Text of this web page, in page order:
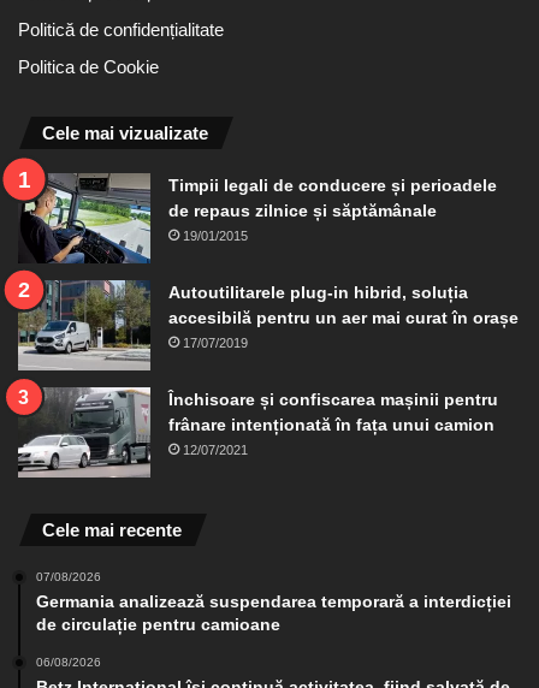
Politică de confidențialitate
Politica de Cookie
Cele mai vizualizate
Timpii legali de conducere și perioadele
de repaus zilnice și săptămânale
19/01/2015
Autoutilitarele plug-in hibrid, soluția
accesibilă pentru un aer mai curat în orașe
17/07/2019
Închisoare și confiscarea mașinii pentru
frânare intenționată în fața unui camion
12/07/2021
Cele mai recente
07/08/2026
Germania analizează suspendarea temporară a interdicției
de circulație pentru camioane
06/08/2026